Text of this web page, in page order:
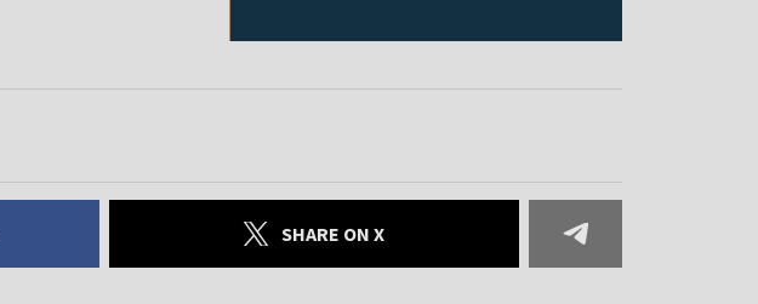
SHARE ON X